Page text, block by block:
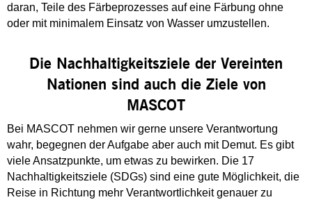
daran, Teile des Färbeprozesses auf eine Färbung ohne
oder mit minimalem Einsatz von Wasser umzustellen.
Die Nachhaltigkeitsziele der Vereinten
Nationen sind auch die Ziele von
MASCOT
Bei MASCOT nehmen wir gerne unsere Verantwortung
wahr, begegnen der Aufgabe aber auch mit Demut. Es gibt
viele Ansatzpunkte, um etwas zu bewirken. Die 17
Nachhaltigkeitsziele (SDGs) sind eine gute Möglichkeit, die
Reise in Richtung mehr Verantwortlichkeit genauer zu